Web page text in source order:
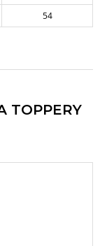
54
TOPPERY